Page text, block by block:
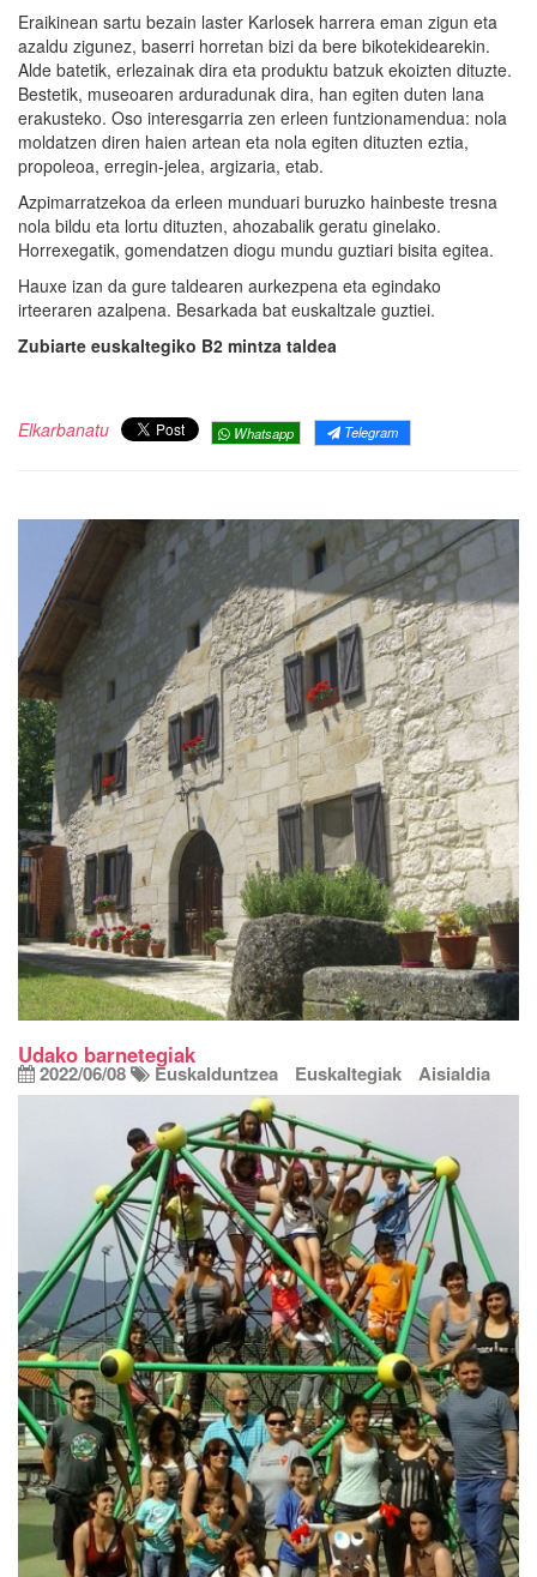
Eraikinean sartu bezain laster Karlosek harrera eman zigun eta
azaldu zigunez, baserri horretan bizi da bere bikotekidearekin.
Alde batetik, erlezainak dira eta produktu batzuk ekoizten dituzte.
Bestetik, museoaren arduradunak dira, han egiten duten lana
erakusteko. Oso interesgarria zen erleen funtzionamendua: nola
moldatzen diren haien artean eta nola egiten dituzten eztia,
propoleoa, erregin-jelea, argizaria, etab.
Azpimarratzekoa da erleen munduari buruzko hainbeste tresna
nola bildu eta lortu dituzten, ahozabalik geratu ginelako.
Horrexegatik, gomendatzen diogu mundu guztiari bisita egitea.
Hauxe izan da gure taldearen aurkezpena eta egindako
irteeraren azalpena. Besarkada bat euskaltzale guztiei.
Zubiarte euskaltegiko B2 mintza taldea
Elkarbanatu Whatsapp Telegram
Udako barnetegiak
2022/06/08 Euskalduntzea Euskaltegiak Aisialdia